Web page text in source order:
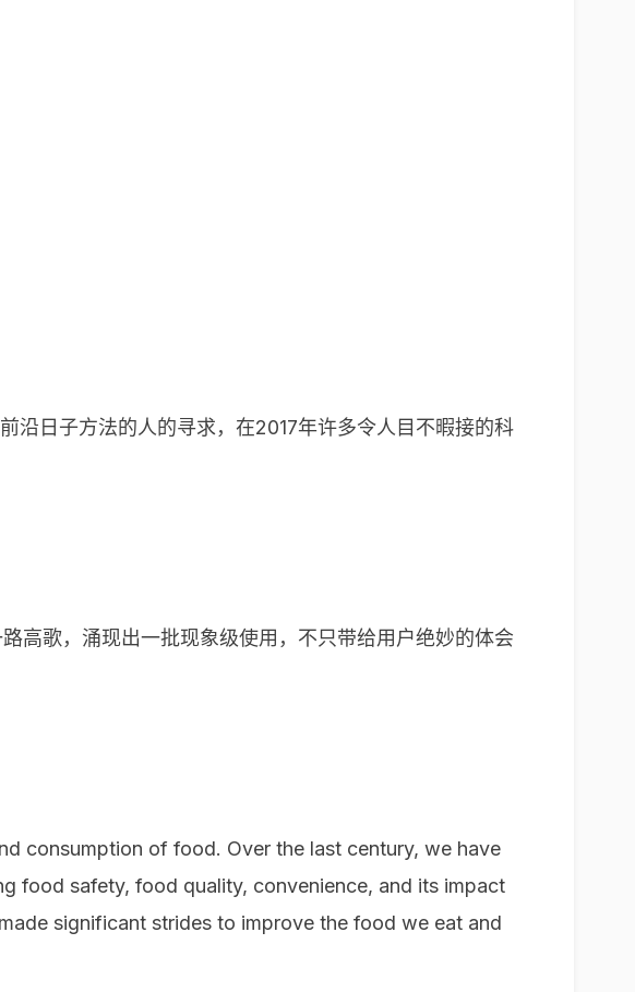
沿日子方法的人的寻求，在2017年许多令人目不暇接的科
高歌，涌现出一批现象级使用，不只带给用户绝妙的体会
consumption of food. Over the last century, we have
food safety, food quality, convenience, and its impact
significant strides to improve the food we eat and